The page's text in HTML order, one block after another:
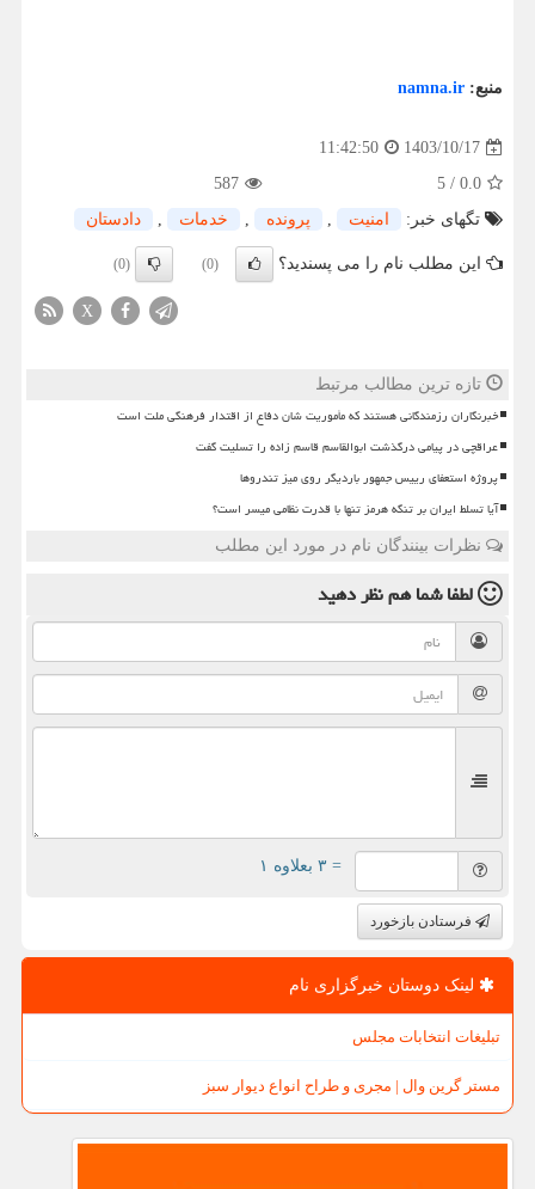
منبع: namna.ir
1403/10/17
11:42:50
0.0
/
5
587
تگهای خبر:
امنیت , پرونده , خدمات , دادستان
این مطلب نام را می پسندید؟ (0)
(0)
X
تازه ترین مطالب مرتبط
خبرنگاران رزمندگانی هستند که مأموریت شان دفاع از اقتدار فرهنگی ملت است
عراقچی در پیامی درگذشت ابوالقاسم قاسم زاده را تسلیت گفت
پروژه استعفای رییس جمهور باردیگر روی میز تندروها
آیا تسلط ایران بر تنگه هرمز تنها با قدرت نظامی میسر است؟
نظرات بینندگان نام در مورد این مطلب
لطفا شما همنظر دهید
= ۳ بعلاوه ۱
فرستادن بازخورد
لینک دوستان خبرگزاری نام
تبلیغات انتخابات مجلس
مستر گرین وال | مجری و طراح انواع دیوار سبز